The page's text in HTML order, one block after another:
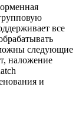
все
следующие
наложение
и